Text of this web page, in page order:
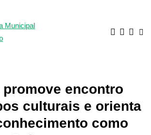
promove encontro
culturais e orienta
como